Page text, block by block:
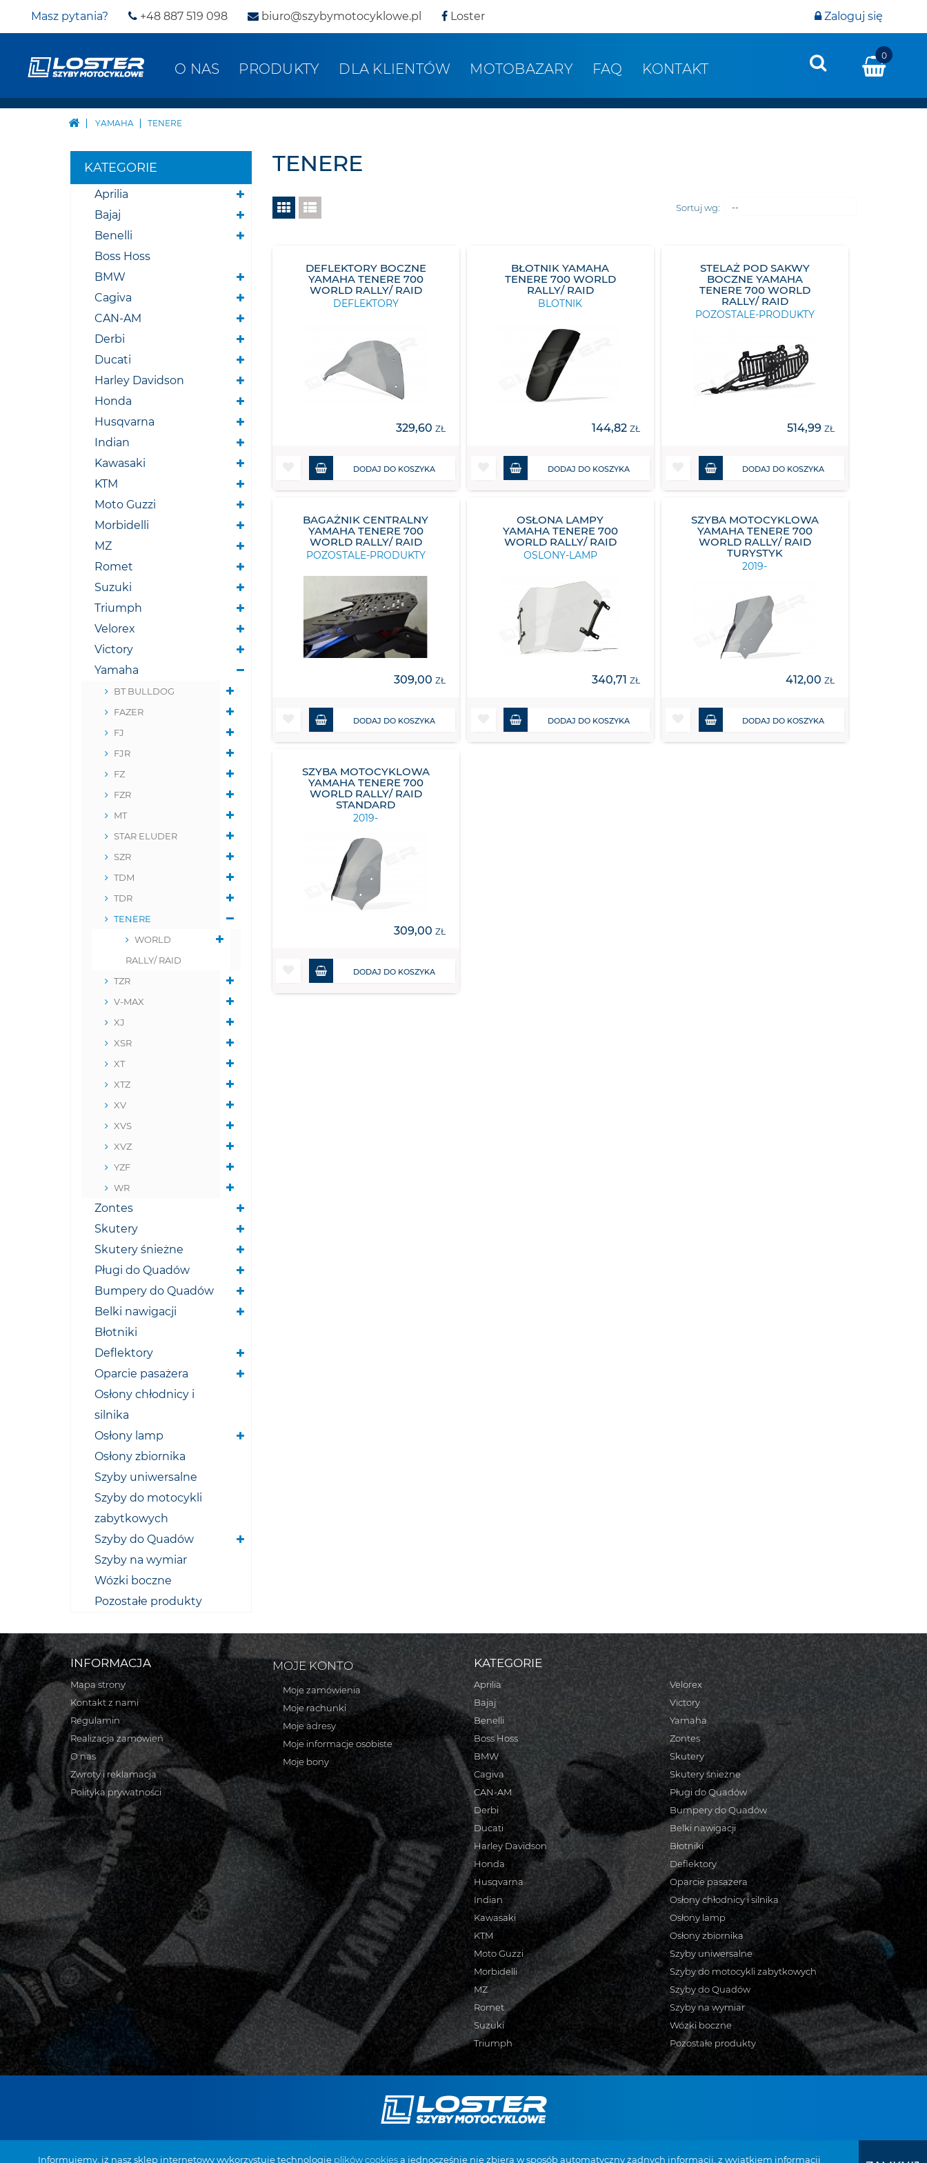
Masz pytania? +48 887 519 098 biuro@szybymotocyklowe.pl Loster Zaloguj się
0
O NAS PRODUKTY DLA KLIENTÓW MOTOBAZARY FAQ KONTAKT
YAMAHA TENERE
KATEGORIE
Aprilia
Bajaj
Benelli
Boss Hoss
BMW
Cagiva
CAN-AM
Derbi
Ducati
Harley Davidson
Honda
Husqvarna
Indian
Kawasaki
KTM
Moto Guzzi
Morbidelli
MZ
Romet
Suzuki
Triumph
Velorex
Victory
Yamaha
BT BULLDOG
FAZER
FJ
FJR
FZ
FZR
MT
STAR ELUDER
SZR
TDM
TDR
TENERE
WORLD
RALLY/ RAID
TZR
V-MAX
XJ
XSR
XT
XTZ
XV
XVS
XVZ
YZF
WR
Zontes
Skutery
Skutery śnieżne
Pługi do Quadów
Bumpery do Quadów
Belki nawigacji
Błotniki
Deflektory
Oparcie pasażera
Osłony chłodnicy i
silnika
Osłony lamp
Osłony zbiornika
Szyby uniwersalne
Szyby do motocykli
zabytkowych
Szyby do Quadów
Szyby na wymiar
Wózki boczne
Pozostałe produkty
TENERE
Sortuj wg: --
DEFLEKTORY BOCZNE
YAMAHA TENERE 700
WORLD RALLY/ RAID
DEFLEKTORY
329,60 ZŁ
DODAJ DO KOSZYKA
BŁOTNIK YAMAHA
TENERE 700 WORLD
RALLY/ RAID
BLOTNIK
144,82 ZŁ
DODAJ DO KOSZYKA
STELAŻ POD SAKWY
BOCZNE YAMAHA
TENERE 700 WORLD
RALLY/ RAID
POZOSTALE-PRODUKTY
514,99ZŁ
DODAJ DO KOSZYKA
BAGAŻNIK CENTRALNY
YAMAHA TENERE 700
WORLD RALLY/ RAID
POZOSTALE-PRODUKTY
309,00 ZŁ
DODAJ DO KOSZYKA
OSŁONA LAMPY
YAMAHA TENERE 700
WORLD RALLY/ RAID
OSLONY-LAMP
340,71 ZŁ
DODAJ DO KOSZYKA
SZYBA MOTOCYKLOWA
YAMAHA TENERE 700
WORLD RALLY/ RAID
TURYSTYK
2019-
412,00ZŁ
DODAJ DO KOSZYKA
SZYBA MOTOCYKLOWA
YAMAHA TENERE 700
WORLD RALLY/ RAID
STANDARD
2019-
309,00 ZŁ
DODAJ DO KOSZYKA
INFORMACJA
Mapa strony
Kontakt z nami
Regulamin
Realizacja zamówień
O nas
Zwroty i reklamacja
Polityka prywatności
MOJE KONTO
Moje zamówienia
Moje rachunki
Moje adresy
Moje informacje osobiste
Moje bony
KATEGORIE
Aprilia
Bajaj
Benelli
Boss Hoss
BMW
Cagiva
CAN-AM
Derbi
Ducati
Harley Davidson
Honda
Husqvarna
Indian
Kawasaki
KTM
Moto Guzzi
Morbidelli
MZ
Romet
Suzuki
Triumph
Velorex
Victory
Yamaha
Zontes
Skutery
Skutery śnieżne
Pługi do Quadów
Bumpery do Quadów
Belki nawigacji
Błotniki
Deflektory
Oparcie pasażera
Osłony chłodnicy i silnika
Osłony lamp
Osłony zbiornika
Szyby uniwersalne
Szyby do motocykli zabytkowych
Szyby do Quadów
Szyby na wymiar
Wózki boczne
Pozostałe produkty
Informujemy, iż nasz sklep internetowy wykorzystuje technologię plików cookiesa jednocześnie nie zbiera w sposób automatyczny żadnych informacji, z wyjątkiem informacji
28-133 Pacanów, Żabiec 94 +48 887 519 098 biuro@szybymotocyklowe.pl